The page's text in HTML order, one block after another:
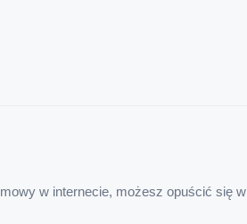
w internecie, możesz opuścić się w